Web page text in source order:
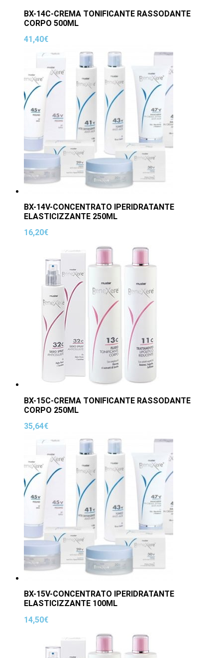
BX-14C-CREMA TONIFICANTE RASSODANTE
CORPO 500ML
41,40€
BX-14V-CONCENTRATO IPERIDRATANTE
ELASTICIZZANTE 250ML
16,20€
BX-15C-CREMA TONIFICANTE RASSODANTE
CORPO 250ML
35,64€
BX-15V-CONCENTRATO IPERIDRATANTE
ELASTICIZZANTE 100ML
14,50€